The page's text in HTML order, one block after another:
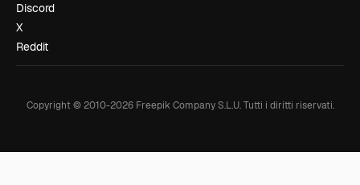
Discord
X
Reddit
Copyright © 2010-2026Freepik Company S.L.U. Tutti i diritti riservati.